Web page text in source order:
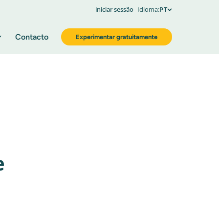
iniciar sessão Idioma:PT
Contacto Experimentar gratuitamente